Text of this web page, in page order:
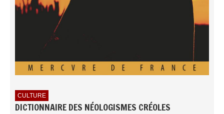
CULTURE
DICTIONNAIRE DES NÉOLOGISMES CRÉOLES